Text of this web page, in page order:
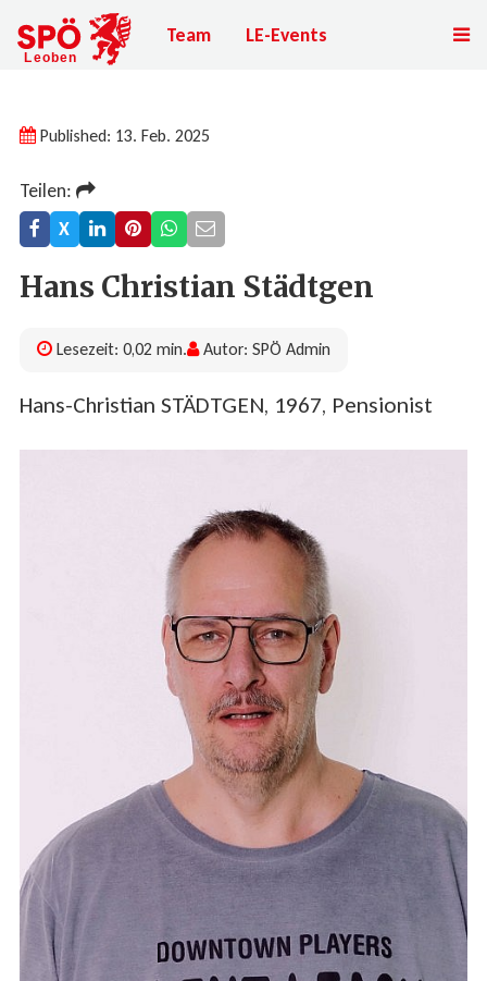
Team LE-Events
Published: 13. Feb. 2025
Teilen:
X
Hans Christian Städtgen
Lesezeit: 0,02 min. Autor: SPÖ Admin
Hans-Christian STÄDTGEN, 1967, Pensionist